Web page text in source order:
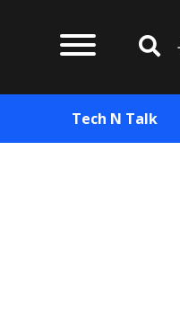
Tech N Talk